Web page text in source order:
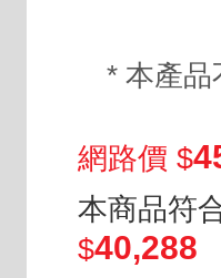
* 本產品
網路價 $
本商品符
$40,288